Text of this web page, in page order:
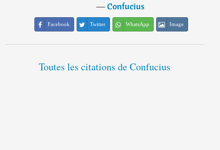
―Confucius
Facebook Twitter WhatsApp Image
Toutes les citations de Confucius